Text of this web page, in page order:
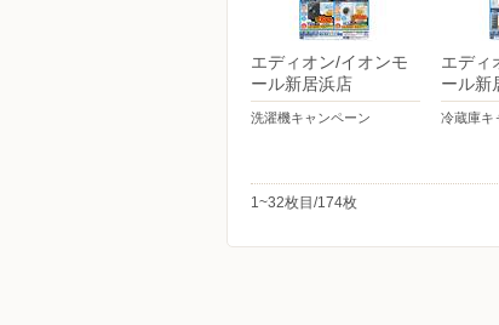
エディオン/イオンモ
ール新居浜店
洗濯機キャンペーン
エディ
ール新
冷蔵庫キ
1~32枚目/174枚